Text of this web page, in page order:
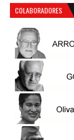
COLABORADORES